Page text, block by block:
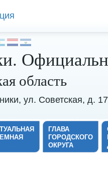
область
ул. Советская, д.
ГЛАВА
ГОРОДСКОГО
ОКРУГА